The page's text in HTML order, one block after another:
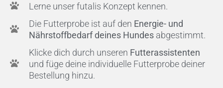
Lerne unser futalis Konzept kennen.
Die Futterprobe ist auf den Energie- und
Nährstoffbedarf deines Hundesabgestimmt.
Klicke dich durch unseren Futterassistenten
und füge deine individuelle Futterprobe deiner
Bestellung hinzu.